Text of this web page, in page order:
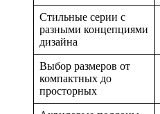
Стильные серии с
разными концепциями
дизайна
Выбор размеров от
компактных до
просторных